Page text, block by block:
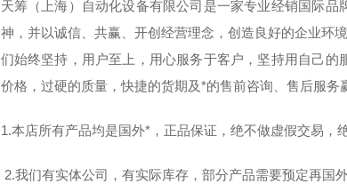
天筹（上海）自动化设备有限公司是一家专业经销国际
神，并以诚信、共赢、开创经营理念，创造良好的企业环
们始终坚持，用户至上，用心服务于客户，坚持用自己的
价格，过硬的质量，快捷的货期及*的售前咨询、售后服务
1.本店所有产品均是国外*，正品保证，绝不做虚假交易，
2.我们有实体公司，有实际库存，部分产品需要预定再国